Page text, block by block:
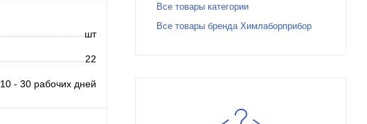
шт
22
10 - 30 рабочих дней
Все товары категории
Все товары бренда Химлаборприбор